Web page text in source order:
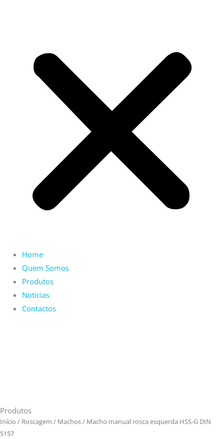
Home
Quem Somos
Produtos
Notícias
Contactos
Produtos
Início / Roscagem / Machos/ Macho manual rosca esquerda HSS-G DIN
5157